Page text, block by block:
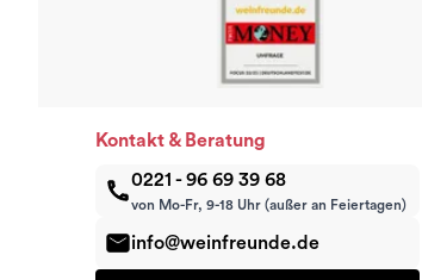
Kontakt & Beratung
0221 - 96 69 39 68
von Mo-Fr, 9-18 Uhr (außer an Feiertagen)
info@weinfreunde.de